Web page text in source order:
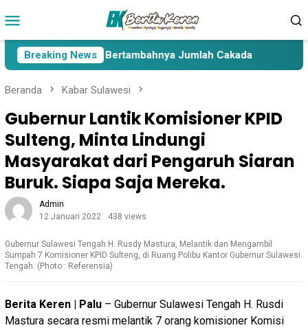
ke
Mobile
Breaking News
Paslon Pasca Bertambahnya Jumlah Cakada
Beranda Kabar Sulawesi
Gubernur Lantik Komisioner KPID
Sulteng, Minta Lindungi
Masyarakat dari Pengaruh Siaran
Buruk. Siapa Saja Mereka.
Admin
12 Januari 2022
438 views
Gubernur Sulawesi Tengah H. Rusdy Mastura, Melantik dan Mengambil
Sumpah 7 Komisioner KPID Sulteng, di Ruang Polibu Kantor Gubernur Sulawesi
Tengah. (Photo : Referensia)
Berita Keren | Palu – Gubernur Sulawesi Tengah H. Rusdi
Mastura secara resmi melantik 7 orang komisioner Komisi